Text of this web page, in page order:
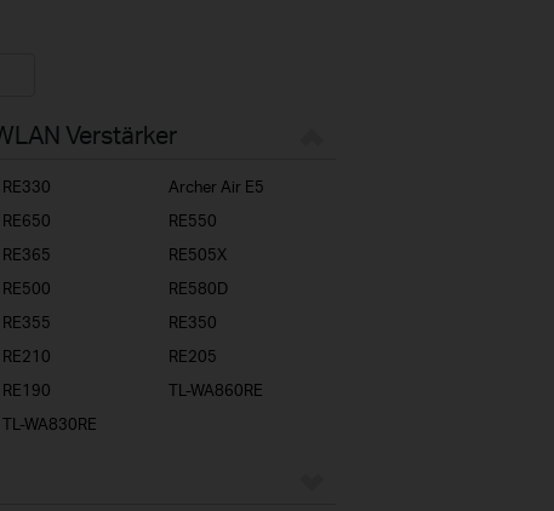
Verstärker
RE330
Archer Air E5
RE650
RE550
RE365
RE505X
RE500
RE580D
RE355
RE350
RE210
RE205
RE190
TL-WA860RE
TL-WA830RE